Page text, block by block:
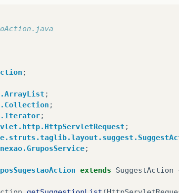
;
;
;
;
;
;
extends SuggestAction